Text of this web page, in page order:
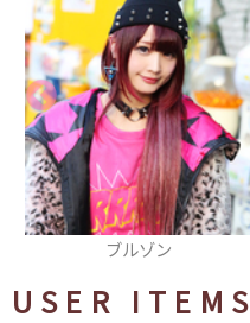
ニット
USER ITEMS